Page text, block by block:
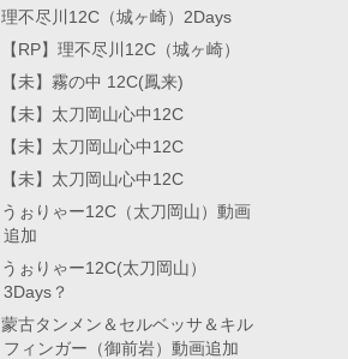
理不尽川12C（城ヶ崎）2Days
【RP】理不尽川12C（城ヶ崎）
【未】霧の中 12C(鳳来)
【未】太刀岡山心中12C
【未】太刀岡山心中12C
【未】太刀岡山心中12C
うぉりゃー12C（太刀岡山）動画
追加
うぉりゃー12C(太刀岡山）
3Days？
蒙古タンメン＆セルベッサ＆キル
フィンガー（御前岩）動画追加